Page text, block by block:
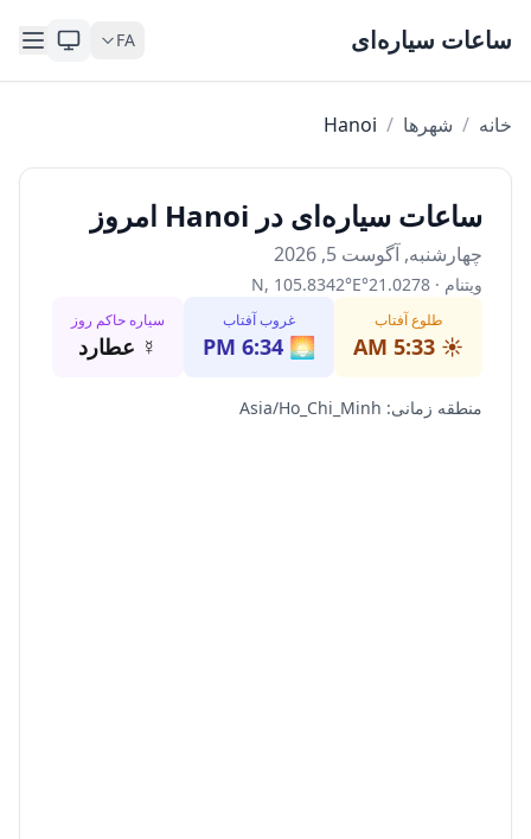
ساعات سیاره‌ای FA
خانه / شهرها /
Hanoi
ساعات سیاره‌ای در Hanoi امروز
چهارشنبه, آگوست 5, 2026
ویتنام ·
21.0278
°
N, 105.8342°E
طلوع آفتاب
☀️
5:33 AM
غروب آفتاب
🌅
6:34 PM
سیاره حاکم روز
☿ عطارد
منطقه زمانی:
Asia/Ho_Chi_Minh